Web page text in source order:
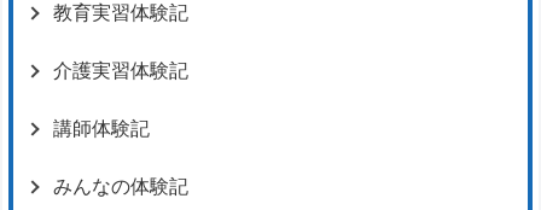
教育実習体験記
介護実習体験記
講師体験記
みんなの体験記